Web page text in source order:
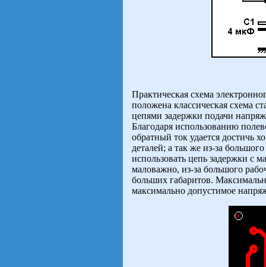
Практическая схема
положена классическая схема
цепями задержки подачи
Благодаря использованию
обратный ток удается достичь
деталей; а так же из-за
использовать цепь задержки с
маловажно, из-за большого
больших габаритов.
максимально допустимое